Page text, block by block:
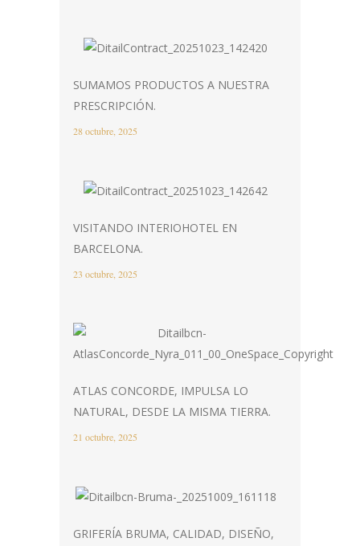
SUMAMOS PRODUCTOS A NUESTRA
PRESCRIPCIÓN.
28 octubre, 2025
VISITANDO INTERIOHOTEL EN
BARCELONA.
23 octubre, 2025
ATLAS CONCORDE, IMPULSA LO
NATURAL, DESDE LA MISMA TIERRA.
21 octubre, 2025
GRIFERÍA BRUMA, CALIDAD, DISEÑO,